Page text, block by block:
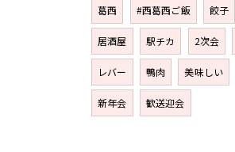
葛西 #西葛西ご飯 餃子
居酒屋 駅チカ 2次会
レバー 鴨肉 美味しい
新年会 歓送迎会